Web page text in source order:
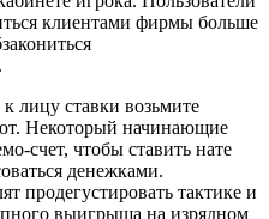
клиентами фирмы больше
лицу ставки возьмите
Некоторый начинающие
счет, чтобы ставить нате
денежками.
продегустировать тактике и
выигрыша на изрядном